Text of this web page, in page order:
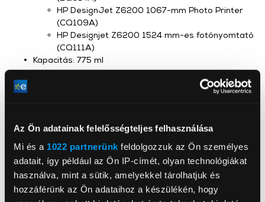
Az Ön adatainak felelősségteljes felhasználása
Mi és a 1022 partnerünk feldolgozzuk az Ön személyes
adatait, így például az Ön IP-címét, olyan technológiákat
használva, mint a sütik, amelyekkel tárolhatjuk és
hozzáférünk az Ön adataihoz a készülékén, hogy
www8.hp.com/hu
1138, Budapest, Népfürdő 22
Szín
Szürke
HP DesignJet Z6200 1067-mm Photo Printer
(CQ109A)
HP Designjet Z6200 1524 mm-es fotónyomtató
(CQ111A)
Kapacitás: 775 ml